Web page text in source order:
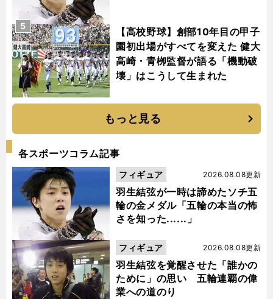
「
」
・ I
体
前
【高校野球】創部10年目の甲子
園初出場がすべてを変えた 健大
高崎・青栁監督が語る「機動破
壊」はこうして生まれた
5
もっと見る
各スポーツコラム記事
羽生結弦が一時は諦めたソチ五
輪の金メダル「五輪の本当の怖
さを知った......」
2026.08.08更新
フィギュア
羽生結弦を覚醒させた「誰かの
ために」の思い 五輪連覇の偉
業への道のり
2026.08.08更新
フィギュア